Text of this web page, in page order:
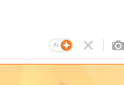
AI